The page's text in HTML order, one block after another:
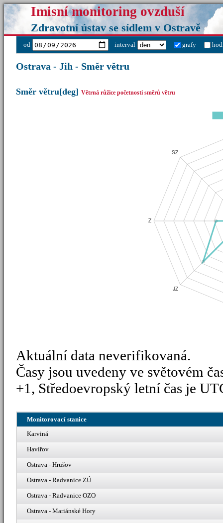
Imisní monitoring ovzduší
Zdravotní ústav se sídlem v Ostravě
Monitorovací stanice
Karviná
Havířov
Ostrava - Hrušov
Ostrava - Radvanice ZÚ
Ostrava - Radvanice OZO
Ostrava - Mariánské Hory
od interval grafy
Ostrava - Jih - Směr větru
Směr větru[deg] Větrná růžice početnosti směrů větru
Aktuální data neverifikovaná.
Časy jsou uvedeny ve světovém
+1, Středoevropský letní čas je